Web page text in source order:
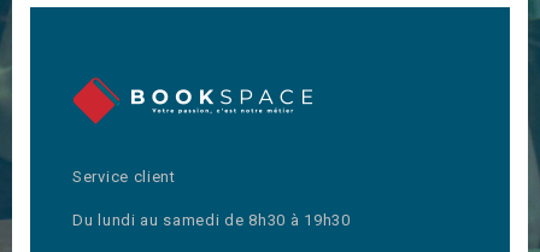
Service client
Du lundi au samedi de 8h30 à 19h30